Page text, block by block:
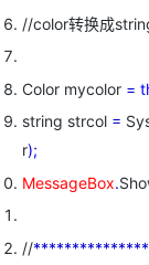
//color转换成
Color mycolor =
string strcol =
r);
MessageBox.
//***************